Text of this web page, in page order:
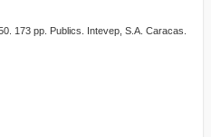
173 pp. Publics. Intevep, S.A. Caracas.